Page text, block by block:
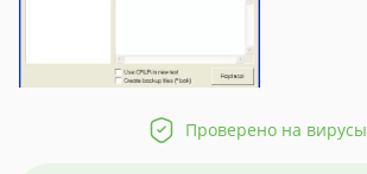
Проверено на вирусы